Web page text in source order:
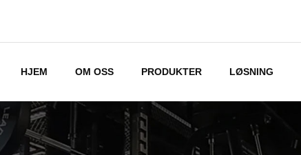
HJEM OM OSS PRODUKTER LØSNING